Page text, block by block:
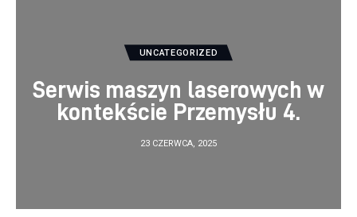
Kuchnia
Sypialnia
UNCATEGORIZED
Serwis maszyn laserowych w
kontekście Przemysłu 4.
23 CZERWCA, 2025